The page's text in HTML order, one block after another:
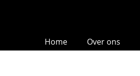
Home Over ons